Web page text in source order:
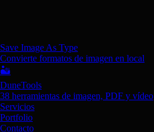
Save Image As Type
Convierte formatos de imagen en local
🏜️
DuneTools
38 herramientas de imagen, PDF y vídeo
Servicios
Portfolio
Contacto